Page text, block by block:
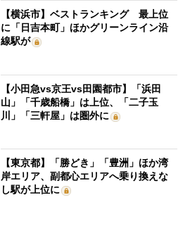
【横浜市】ベストランキング 最上位
に「日吉本町」ほかグリーンライン沿
線駅が
【小田急vs京王vs田園都市】「浜田
山」「千歳船橋」は上位、「二子玉
川」「三軒屋」は圏外に
【東京都】「勝どき」「豊洲」ほか湾
岸エリア、副都心エリアへ乗り換えな
し駅が上位に